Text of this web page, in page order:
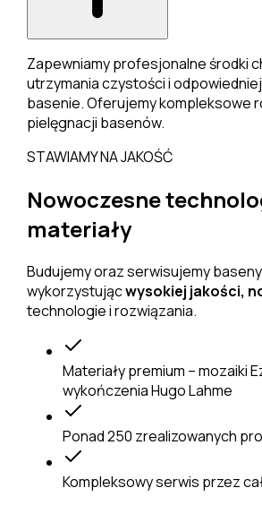
Zapewniamy profesjonalne środki
utrzymania czystości i
basenie. Oferujemy kompleksowe
pielęgnacji basenów.
STAWIAMY NA JAKOŚĆ
Nowoczesne
materiały
Budujemy oraz serwisujemy baseny
wykorzystującwysokiej jakości,
technologie i rozwiązania.
Materiały premium – mozaiki
wykończenia Hugo Lahme
Ponad 250 zrealizowanych
Kompleksowy serwis przez